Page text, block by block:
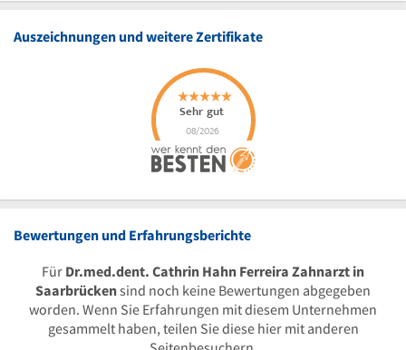
Auszeichnungen und weitere Zertifikate
Bewertungen und Erfahrungsberichte
Für Dr.med.dent. Cathrin Hahn Ferreira Zahnarzt in
Saarbrückensind noch keine Bewertungen abgegeben
worden. Wenn Sie Erfahrungen mit diesem Unternehmen
gesammelt haben, teilen Sie diese hier mit anderen